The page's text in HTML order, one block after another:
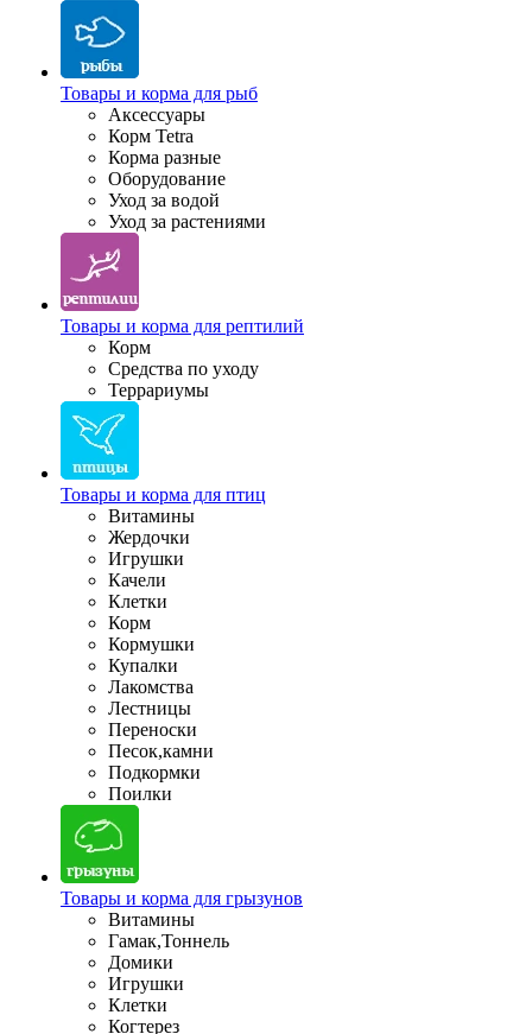
Товары и корма для рыб
Аксессуары
Корм Tetra
Корма разные
Оборудование
Уход за водой
Уход за растениями
Товары и корма для рептилий
Корм
Средства по уходу
Террариумы
Товары и корма для птиц
Витамины
Жердочки
Игрушки
Качели
Клетки
Корм
Кормушки
Купалки
Лакомства
Лестницы
Переноски
Песок,камни
Подкормки
Поилки
Товары и корма для грызунов
Витамины
Гамак,Тоннель
Домики
Игрушки
Клетки
Когтерез